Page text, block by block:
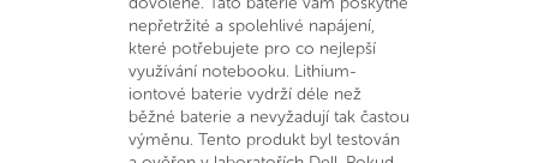
nepřetržité a spolehlivé napájení,
které potřebujete pro co nejlepší
využívání notebooku. Lithium-
iontové baterie vydrží déle než
běžné baterie a nevyžadují tak častou
výměnu. Tento produkt byl testován